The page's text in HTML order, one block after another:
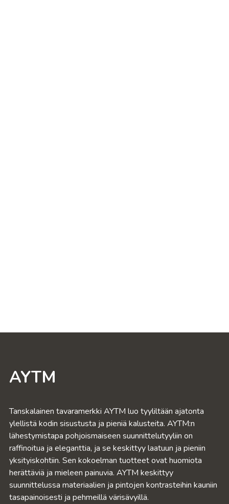
AYTM
Tanskalainen tavaramerkki AYTM luo tyyliltään ajatonta
ylellistä kodin sisustusta ja pieniä kalusteita. AYTM:n
lähestymistapa pohjoismaiseen suunnittelutyyliin on
raffinoitua ja eleganttia, ja se keskittyy laatuun ja pieniin
yksityiskohtiin. Sen kokoelman tuotteet ovat huomiota
herättäviä ja mieleen painuvia. AYTM keskittyy
suunnittelussa materiaalien ja pintojen kontrasteihin kauniin
tasapainoisesti ja pehmeillä värisävyillä.